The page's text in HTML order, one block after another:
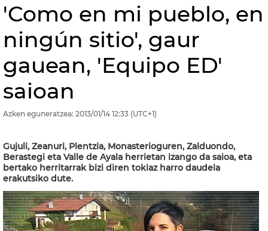
'Como en mi pueblo, en
ningún sitio', gaur
gauean, 'Equipo ED'
saioan
Azken eguneratzea: 2013/01/14 12:33 (UTC+1)
Gujuli, Zeanuri, Plentzia, Monasterioguren, Zalduondo,
Berastegi eta Valle de Ayala herrietan izango da saioa, eta
bertako herritarrak bizi diren tokiaz harro daudela
erakutsiko dute.